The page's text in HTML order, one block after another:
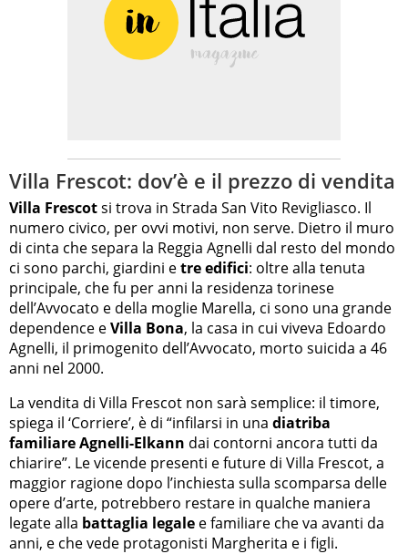
Villa Frescot: dov’è e il prezzo di vendita
Villa Frescotsi trova in Strada San Vito Revigliasco. Il
numero civico, per ovvi motivi, non serve. Dietro il muro
di cinta che separa la Reggia Agnelli dal resto del mondo
ci sono parchi, giardini etre edifici: oltre alla tenuta
principale, che fu per anni la residenza torinese
dell’Avvocato e della moglie Marella, ci sono una grande
dependence eVilla Bona, la casa in cui viveva Edoardo
Agnelli, il primogenito dell’Avvocato, morto suicida a 46
anni nel 2000.
La vendita di Villa Frescot non sarà semplice: il timore,
spiega il ‘Corriere’, è di “infilarsi in una diatriba
familiare Agnelli-Elkann dai contorni ancora tutti da
chiarire”. Le vicende presenti e future di Villa Frescot, a
maggior ragione dopo l’inchiesta sulla scomparsa delle
opere d’arte, potrebbero restare in qualche maniera
legate alla battaglia legale e familiare che va avanti da
anni, e che vede protagonisti Margherita e i figli.